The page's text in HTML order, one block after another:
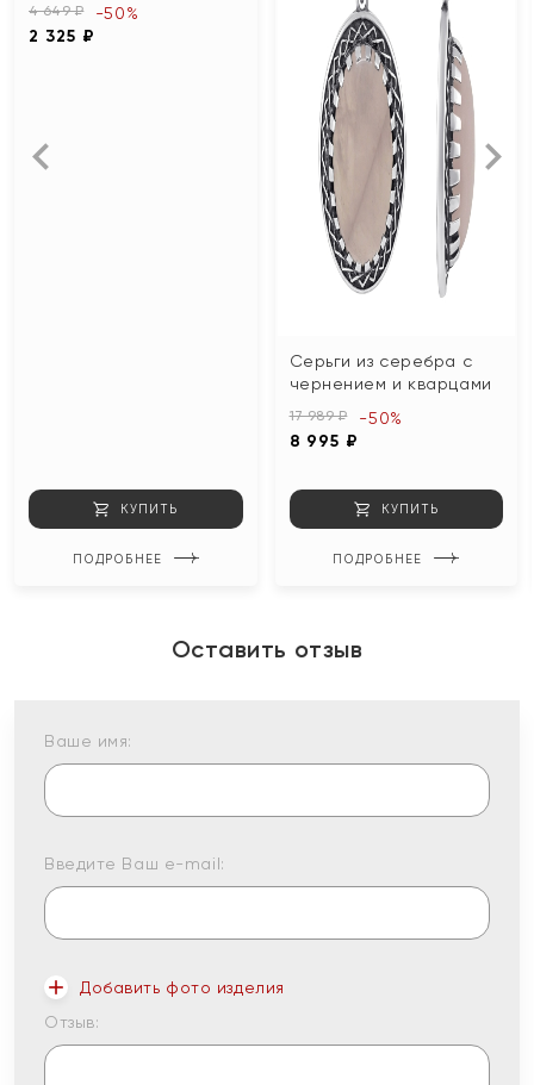
4 649 ₽
2 325 ₽
-50%
КУПИТЬ
ПОДРОБНЕЕ
Серьги из серебра с
чернением и кварцами
17 989 ₽
8 995 ₽
-50%
КУПИТЬ
ПОДРОБНЕЕ
Оставить отзыв
Ваше имя:
Введите Ваш e-mail:
Добавить фото изделия
Отзыв: